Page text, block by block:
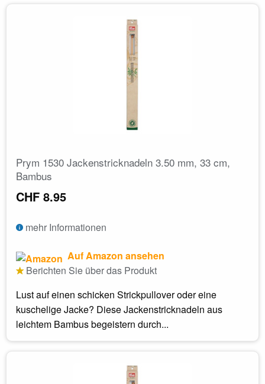
Prym 1530 Jackenstricknadeln 3.50 mm, 33 cm,
Bambus
CHF 8.95
mehr Informationen
Auf Amazon ansehen
Berichten Sie über das Produkt
Lust auf einen schicken Strickpullover oder eine
kuschelige Jacke? Diese Jackenstricknadeln aus
leichtem Bambus begeistern durch...